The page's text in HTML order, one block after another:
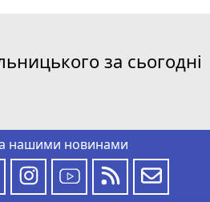
за сьогодні
нашими новинами